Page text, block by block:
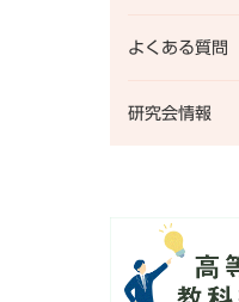
地球儀
よくある質問
研究会情報